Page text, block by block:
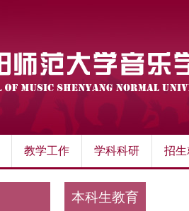
教学工作 学科科研 招
本科生教育